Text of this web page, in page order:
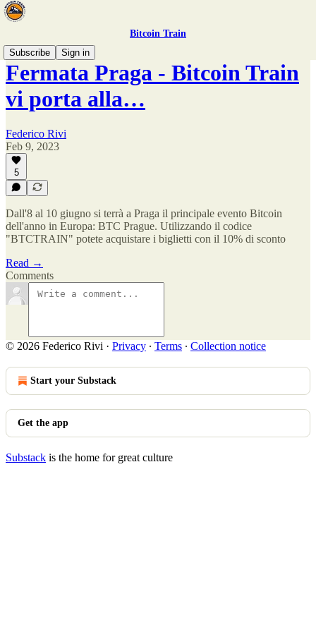
Bitcoin Train
Subscribe
Sign in
Fermata Praga - Bitcoin Train
vi porta alla…
Federico Rivi
Feb 9, 2023
5
Dall'8 al 10 giugno si terrà a Praga il principale evento Bitcoin
dell'anno in Europa: BTC Prague. Utilizzando il codice
"BTCTRAIN" potete acquistare i biglietti con il 10% di sconto
Read →
Comments
© 2026 Federico Rivi · Privacy ∙ Terms ∙ Collection notice
Start your Substack
Get the app
Substack is the home for great culture